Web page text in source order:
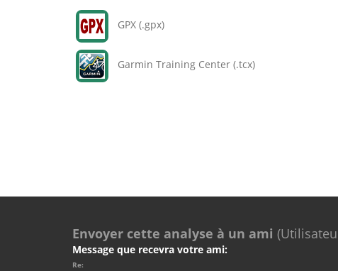
GPX (.gpx)
Garmin Training Center (.tcx)
Envoyer cette analyse à un ami
Message que recevra votre ami:
Re: